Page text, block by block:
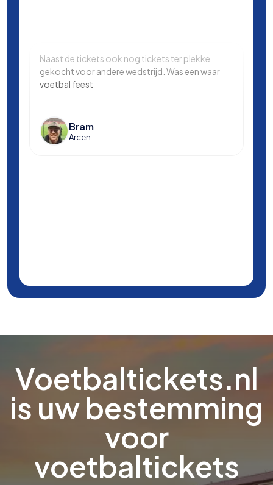
Naast de tickets ook nog tickets ter plekke
gekocht voor andere wedstrijd. Was een waar
voetbal feest
Bram
Arcen
Voetbaltickets.nl
is uw bestemming
voor
voetbaltickets